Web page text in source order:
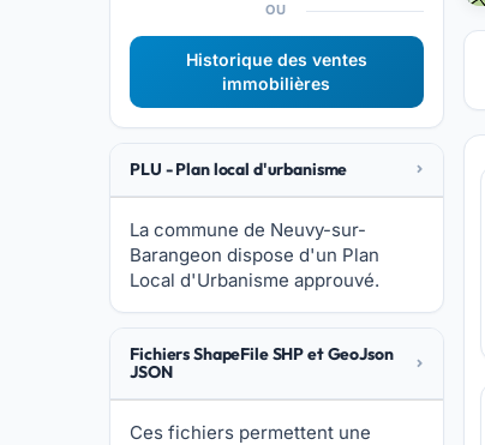
OU
Historique des ventes
immobilières
PLU - Plan local d'urbanisme
La commune de Neuvy-sur-
Barangeon dispose d'un Plan
Local d'Urbanisme approuvé.
Fichiers ShapeFile SHP et GeoJson
JSON
Ces fichiers permettent une